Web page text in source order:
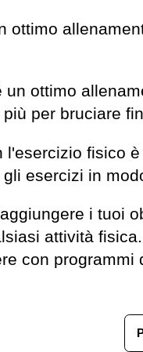
ottimo
un ottimo
per bruciare
l'esercizio fisico
esercizi in
i tuoi
attività
con programmi